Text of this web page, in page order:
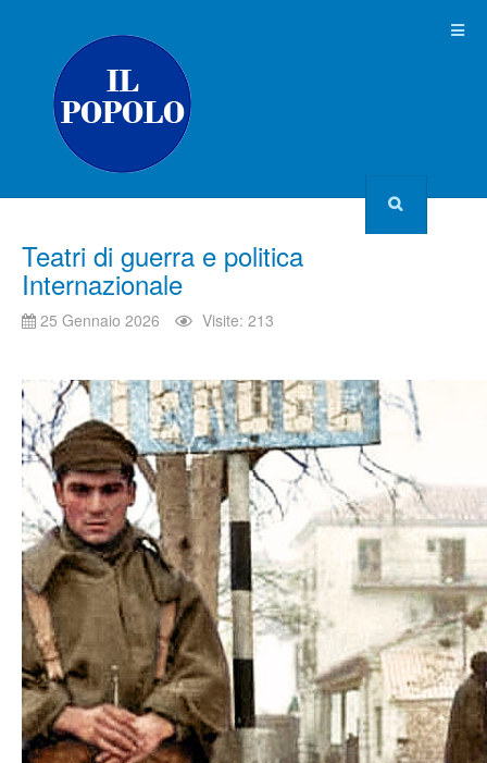
Teatri di guerra e politica
Internazionale
25 Gennaio 2026 Visite: 213